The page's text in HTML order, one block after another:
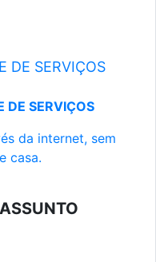
DE SERVIÇOS
DE SERVIÇOS
da internet, sem
casa.